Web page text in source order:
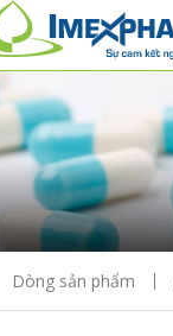
Dòng sản phẩm